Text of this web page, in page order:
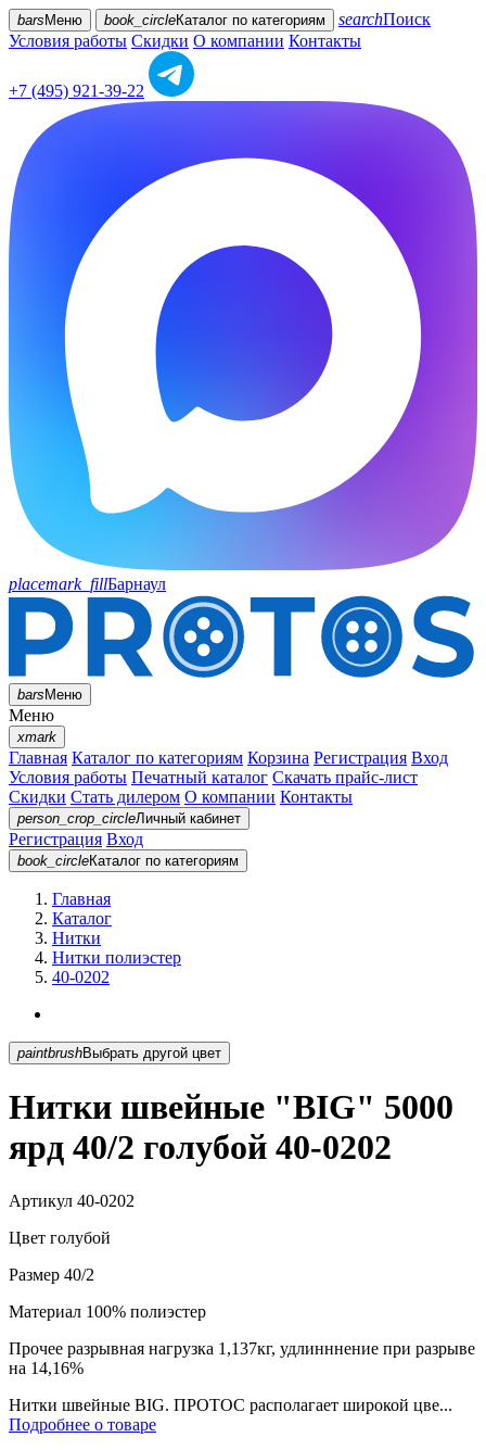
bars Меню book_circleКаталог по категориям searchПоиск
Условия работы Скидки О компании Контакты
+7 (495) 921-39-22
placemark_fillБарнаул
barsМеню
Меню
xmark
Главная Каталог по категориям Корзина Регистрация Вход
Условия работы Печатный каталог Скачать прайс-лист
Скидки Стать дилером О компании Контакты
person_crop_circleЛичный кабинет
Регистрация Вход
book_circleКаталог по категориям
Главная
Каталог
Нитки
Нитки полиэстер
40-0202
paintbrush Выбрать другой цвет
Нитки швейные "BIG" 5000
ярд 40/2 голубой 40-0202
Артикул 40-0202
Цвет голубой
Размер 40/2
Материал 100% полиэстер
Прочее разрывная нагрузка 1,137кг, удлинннение при разрыве
на 14,16%
Нитки швейные BIG. ПРОТОС располагает широкой цве...
Подробнее о товаре